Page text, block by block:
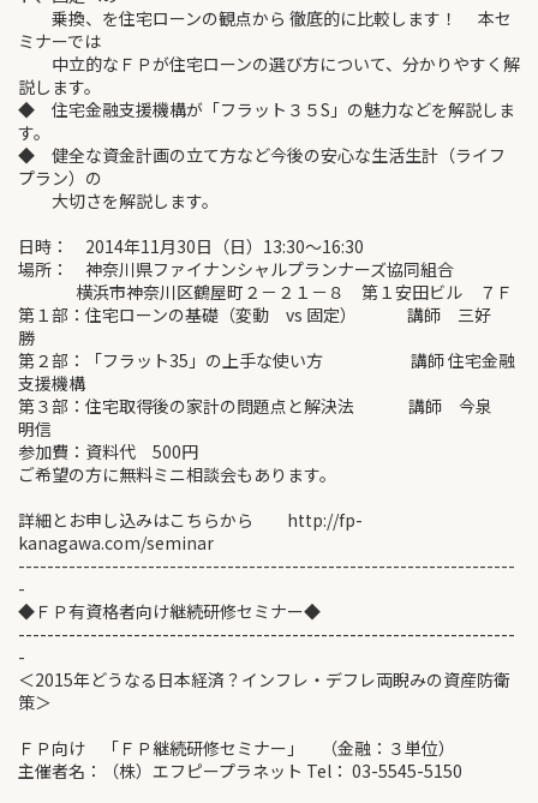
乗換、を住宅ローンの観点から 徹底的に比較します！ 本セ
ミナーでは
中立的なＦＰが住宅ローンの選び方について、分かりやすく解
説します。
◆ 住宅金融支援機構が「フラット３５S」の魅力などを解説しま
す。
◆ 健全な資金計画の立て方など今後の安心な生活生計（ライフ
プラン）の
大切さを解説します。
日時： 2014年11月30日（日）13:30～16:30
場所： 神奈川県ファイナンシャルプランナーズ協同組合
横浜市神奈川区鶴屋町２－２１－８ 第１安田ビル ７Ｆ
第１部：住宅ローンの基礎（変動 vs 固定） 講師 三好
勝
第２部：「フラット35」の上手な使い方 講師 住宅金融
支援機構
第３部：住宅取得後の家計の問題点と解決法 講師 今泉
明信
参加費：資料代 500円
ご希望の方に無料ミニ相談会もあります。
詳細とお申し込みはこちらから http://fp-
kanagawa.com/seminar
---------------------------------------------------------------------
-
◆ＦＰ有資格者向け継続研修セミナー◆
---------------------------------------------------------------------
-
＜2015年どうなる日本経済？インフレ・デフレ両睨みの資産防衛
策＞
ＦＰ向け 「ＦＰ継続研修セミナー」 （金融：３単位）
主催者名：（株）エフピープラネット Tel： 03-5545-5150